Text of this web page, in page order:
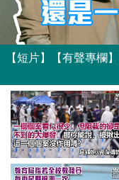
【短片】【有聲專欄